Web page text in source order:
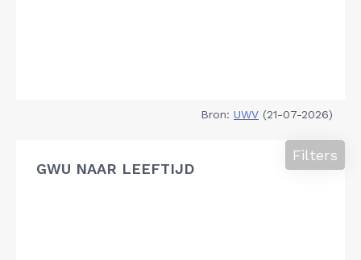
Bron: UWV (21-07-2026)
GWU NAAR LEEFTIJD
Filters